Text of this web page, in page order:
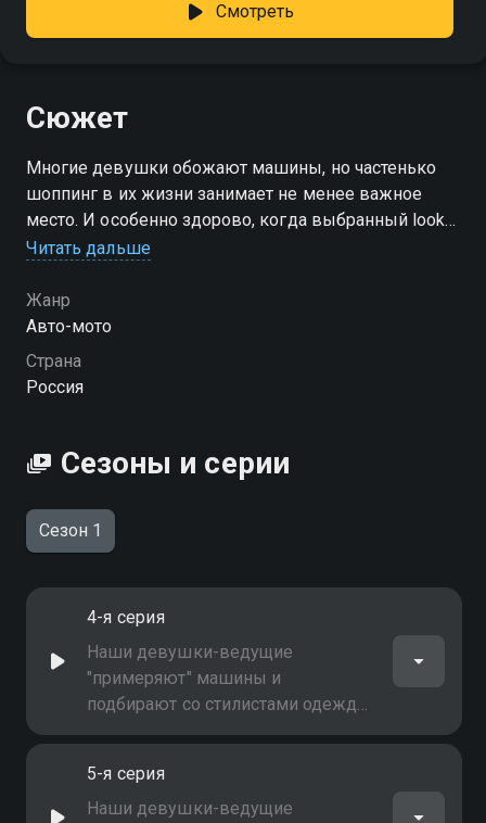
Смотреть
Сюжет
Многие девушки обожают машины, но частенько
шоппинг в их жизни занимает не менее важное
место. И особенно здорово, когда выбранный look
идеально подходит к автомобилю
Читать дальше
Жанр
Авто-мото
Страна
Россия
Сезоны и серии
Сезон 1
4-я серия
Наши девушки-ведущие
"примеряют" машины и
подбирают со стилистами одежду
и макияж к каждой конкретной
тренде, что модно носить и на чем
кататься
5-я серия
Наши девушки-ведущие